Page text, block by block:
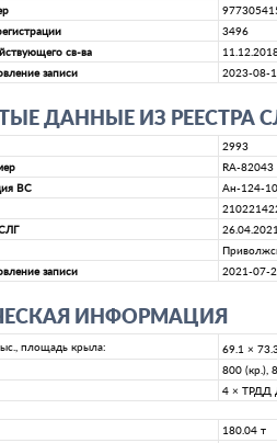
3496
св-ва
записи
2023-08-
ДАННЫЕ ИЗ РЕЕСТРА
2993
RA-82043
ВС
Ан-124-
26.04.2021
записи
2021-07-
ИНФОРМАЦИЯ
площадь крыла: 69.1 ×
800 (кр.),
4 × ТРДД
180.04 т